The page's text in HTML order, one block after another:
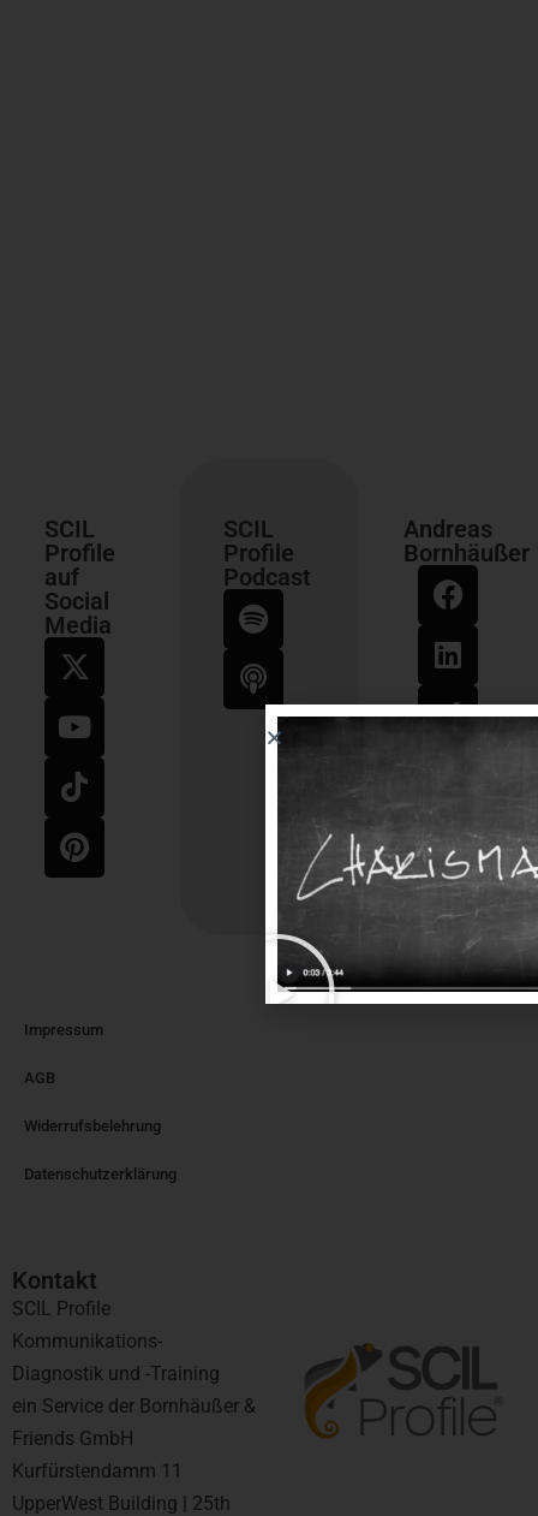
Impressum
AGB
Widerrufsbelehrung
Datenschutzerklärung
Kontakt​
SCIL Profile
Kommunikations-
Diagnostik und -Training
ein Service der Bornhäußer &
Friends GmbH
Kurfürstendamm 11
UpperWest Building | 25th
SCIL
Profile
auf
Social
Media
SCIL
Profile
Podcast
Andreas
Bornhäußer